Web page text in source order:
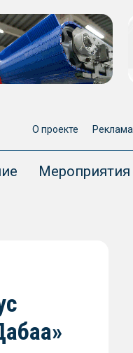
О проекте Реклама
Мероприятия